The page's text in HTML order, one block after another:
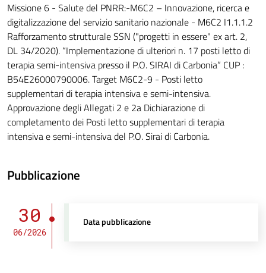
Missione 6 - Salute del PNRR:-M6C2 – Innovazione, ricerca e
digitalizzazione del servizio sanitario nazionale - M6C2 I1.1.1.2
Rafforzamento strutturale SSN ("progetti in essere" ex art. 2,
DL 34/2020). “Implementazione di ulteriori n. 17 posti letto di
terapia semi-intensiva presso il P.O. SIRAI di Carbonia” CUP :
B54E26000790006. Target M6C2-9 - Posti letto
supplementari di terapia intensiva e semi-intensiva.
Approvazione degli Allegati 2 e 2a Dichiarazione di
completamento dei Posti letto supplementari di terapia
intensiva e semi-intensiva del P.O. Sirai di Carbonia.
Pubblicazione
30
06/2026
Data pubblicazione